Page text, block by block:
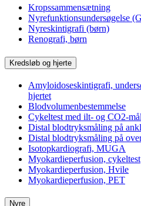
Kropssammensætning
Nyrefunktionsundersøgelse
Nyreskintigrafi (børn)
Renografi, børn
Kredsløb og hjerte
Amyloidoseskintigrafi,
hjertet
Blodvolumenbestemmelse
Cykeltest med ilt- og CO2-
Distal blodtryksmåling på
Distal blodtryksmåling på
Isotopkardiografi, MUGA
Myokardieperfusion, cykeltest
Myokardieperfusion, Hvile
Myokardieperfusion, PET
Nyre